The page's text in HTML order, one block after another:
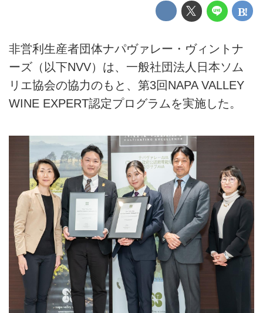
非営利生産者団体ナパヴァレー・ヴィントナ
ーズ（以下NVV）は、一般社団法人日本ソム
リエ協会の協力のもと、第3回NAPA VALLEY
WINE EXPERT認定プログラムを実施した。